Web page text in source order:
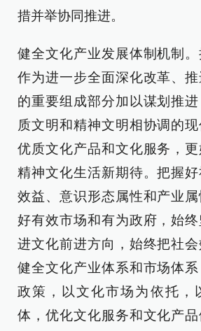
措并举协同推进。
健全文化产业发展体制机制
作为进一步全面深化改革、
的重要组成部分加以谋划推
质文明和精神文明相协调的
优质文化产品和文化服务，
精神文化生活新期待。把握
效益、意识形态属性和产业
好有效市场和有为政府，始
进文化前进方向，始终把社会
健全文化产业体系和市场体
政策，以文化市场为依托，
体，优化文化服务和文化产